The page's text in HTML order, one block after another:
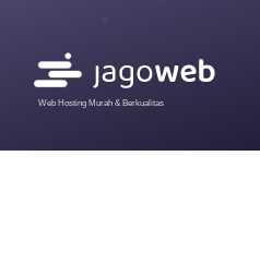
Web Hosting Murah & Berkualitas